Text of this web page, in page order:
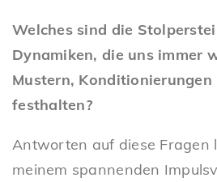
Welches sind die
Dynamiken, die uns immer
Mustern, Konditionierungen
festhalten?
Antworten auf diese Fragen
meinem spannenden